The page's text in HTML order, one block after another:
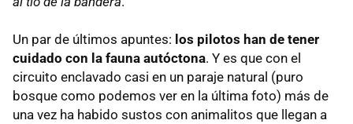
Un par de últimos apuntes: los pilotos han de tener
cuidado con la fauna autóctona. Y es que con el
circuito enclavado casi en un paraje natural (puro
bosque como podemos ver en la última foto) más de
una vez ha habido sustos con animalitos que llegan a